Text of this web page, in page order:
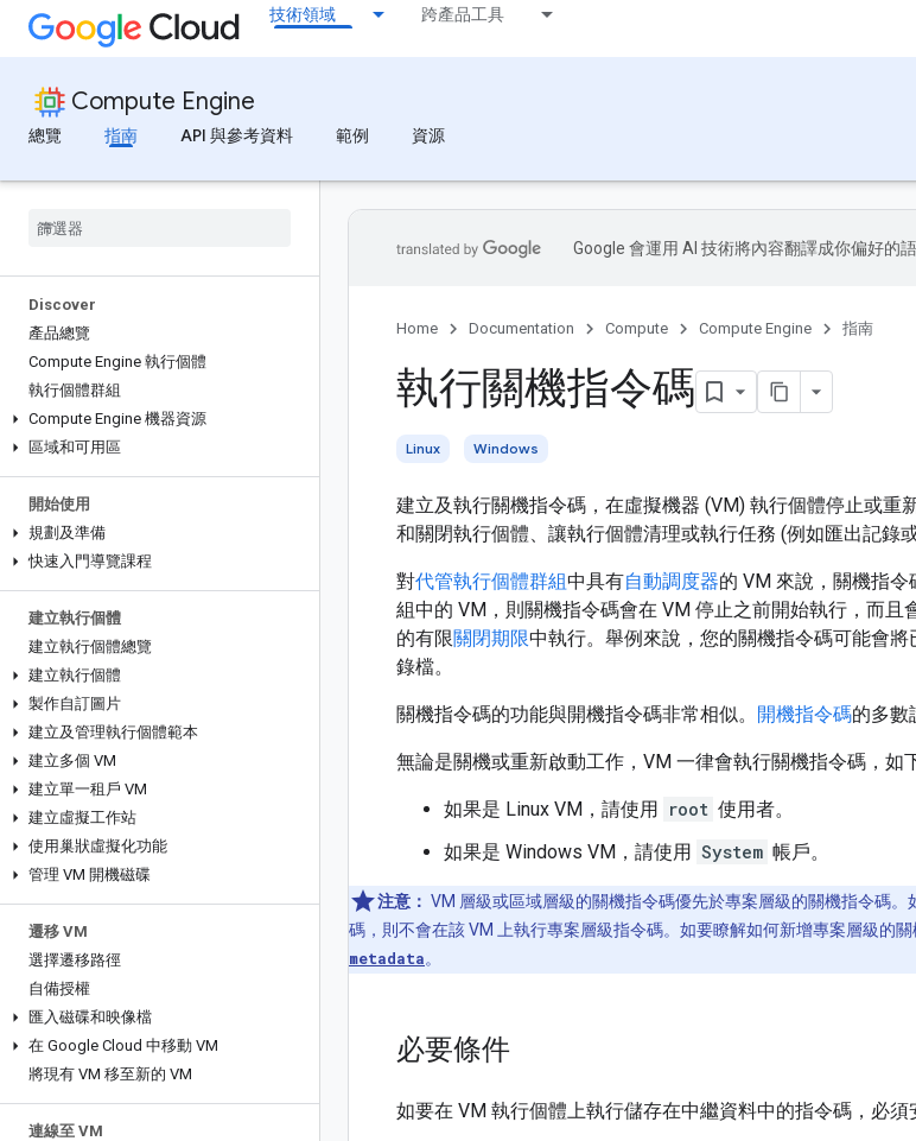
技術領域 跨產品工具
Compute Engine
總覽
指南 API 與參考資料 範例 資源
Discover
產品總覽
Compute Engine 執行個體
執行個體群組
Compute Engine 機器資源
區域和可用區
開始使用
規劃及準備
快速入門導覽課程
建立執行個體
建立執行個體總覽
建立執行個體
製作自訂圖片
建立及管理執行個體範本
建立多個 VM
建立單一租戶 VM
建立虛擬工作站
使用巢狀虛擬化功能
管理 VM 開機磁碟
遷移 VM
選擇遷移路徑
自備授權
匯入磁碟和映像檔
在 Google Cloud 中移動 VM
將現有 VM 移至新的 VM
連線至 VM
Google 會運用 AI 技術將內容翻譯成你偏好的
Home Documentation Compute Compute Engine 指南
執行關機指令碼
Linux Windows
建立及執行關機指令碼，在虛擬機器 (VM) 執行個體停止或重
和關閉執行個體、讓執行個體清理或執行任務 (例如匯出記錄
對代管執行個體群組中具有自動調度器的 VM 來說，關機指
組中的 VM，則關機指令碼會在 VM 停止之前開始執行，而
的有限關閉期限中執行。舉例來說，您的關機指令碼可能會
錄檔。
關機指令碼的功能與開機指令碼非常相似。 開機指令碼的多數
無論是關機或重新啟動工作，VM 一律會執行關機指令碼，如
如果是 Linux VM，請使用 root 使用者。
如果是 Windows VM，請使用 System 帳戶。
注意： VM 層級或區域層級的關機指令碼優先於專案層級的關機指令碼
碼，則不會在該 VM 上執行專案層級指令碼。如要瞭解如何新增專案層級的
metadata。
必要條件
如要在 VM 執行個體上執行儲存在中繼資料中的指令碼，必須